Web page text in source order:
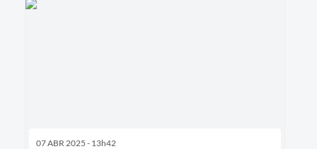
07 ABR 2025 - 13h42